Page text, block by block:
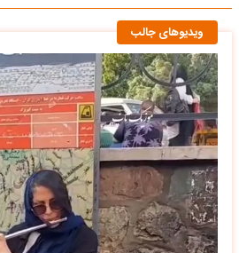
ویدیوهای جالب